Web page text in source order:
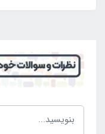
داشتن آن لذت
دارد و می تواند
می شوند از تمامی